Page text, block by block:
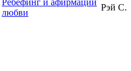
Ребефинг и афирмации
любви
Рэй С.